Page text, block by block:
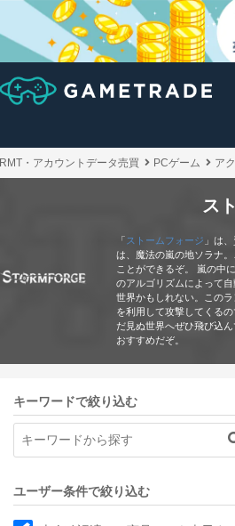
RMT・アカウントデータ売買 PCゲーム ア
ス
「 ストームフォージ 」は
は、魔法の嵐の地ソラナ
ことができるぞ。 嵐の中
のアルゴリズムによって
世界かもしれない。この
を利用して攻撃してくる
だ見ぬ世界へぜひ飛び込
おすすめだぞ。
キーワードで絞り込む
ユーザー条件で絞り込む